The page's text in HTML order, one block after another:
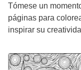
Tómese un
páginas para
inspirar su